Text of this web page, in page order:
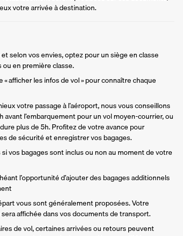
votre arrivée à destination.
selon vos envies, optez pour un siège en classe
en première classe.
afficher les infos de vol » pour connaître chaque
votre passage à l’aéroport, nous vous conseillons
avant l’embarquement pour un vol moyen-courrier, ou
plus de 5h. Profitez de votre avance pour
de sécurité et enregistrer vos bagages.
vos bagages sont inclus ou non au moment de votre
l’opportunité d’ajouter des bagages additionnels
vous sont généralement proposées. Votre
affichée dans vos documents de transport.
de vol, certaines arrivées ou retours peuvent